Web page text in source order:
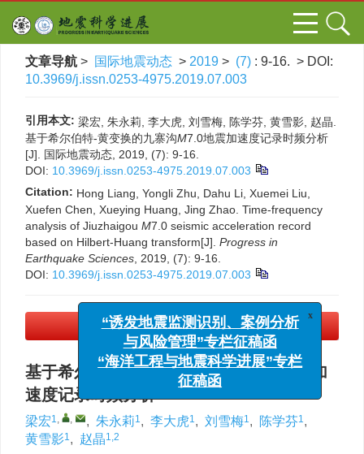
文章导航 > 国际地震动态 > 2019 > (7) : 9-16. > DOI:
10.3969/j.issn.0253-4975.2019.07.003
引用本文: 梁宏, 朱永莉, 李大虎, 刘雪梅, 陈学芬, 黄雪影, 赵晶.
基于希尔伯特-黄变换的九寨沟M7.0地震加速度记录时频分析
[J]. 国际地震动态, 2019, (7): 9-16.
DOI: 10.3969/j.issn.0253-4975.2019.07.003
Citation: Hong Liang, Yongli Zhu, Dahu Li, Xuemei Liu,
Xuefen Chen, Xueying Huang, Jing Zhao. Time-frequency
analysis of Jiuzhaigou M7.0 seismic acceleration record
based on Hilbert-Huang transform[J]. Progress in
Earthquake Sciences , 2019, (7): 9-16.
DOI: 10.3969/j.issn.0253-4975.2019.07.003
PDF下载(1236 KB)
基于希尔伯特-黄变换的九寨沟M7.0地震加
速度记录时频分析
梁宏1, , , 朱永莉1, 李大虎1, 刘雪梅1, 陈学芬1,
黄雪影1, 赵晶1,2
“诱发地震监测识别、案例分析
与风险管理”专栏征稿函
“海洋工程与地震科学进展”专栏
征稿函